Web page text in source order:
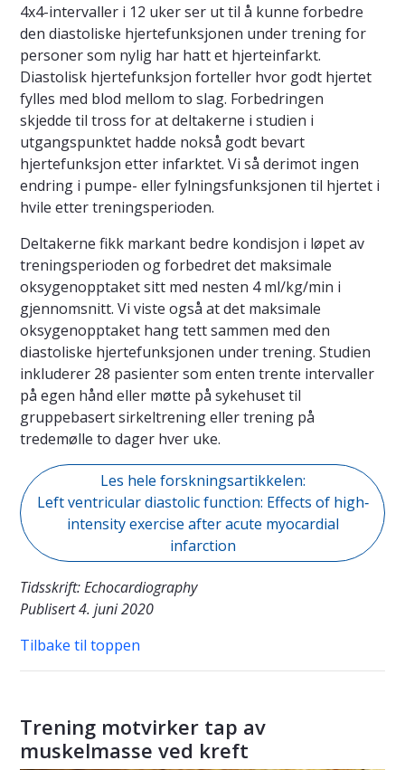
4x4-intervaller i 12 uker ser ut til å kunne forbedre
den diastoliske hjertefunksjonen under trening for
personer som nylig har hatt et hjerteinfarkt.
Diastolisk hjertefunksjon forteller hvor godt hjertet
fylles med blod mellom to slag. Forbedringen
skjedde til tross for at deltakerne i studien i
utgangspunktet hadde nokså godt bevart
hjertefunksjon etter infarktet. Vi så derimot ingen
endring i pumpe- eller fylningsfunksjonen til hjertet i
hvile etter treningsperioden.
Deltakerne fikk markant bedre kondisjon i løpet av
treningsperioden og forbedret det maksimale
oksygenopptaket sitt med nesten 4 ml/kg/min i
gjennomsnitt. Vi viste også at det maksimale
oksygenopptaket hang tett sammen med den
diastoliske hjertefunksjonen under trening. Studien
inkluderer 28 pasienter som enten trente intervaller
på egen hånd eller møtte på sykehuset til
gruppebasert sirkeltrening eller trening på
tredemølle to dager hver uke.
Les hele forskningsartikkelen:
Left ventricular diastolic function: Effects of high‐
intensity exercise after acute myocardial
infarction
Tidsskrift: Echocardiography
Publisert 4. juni 2020
Tilbake til toppen
Trening motvirker tap av
muskelmasse ved kreft